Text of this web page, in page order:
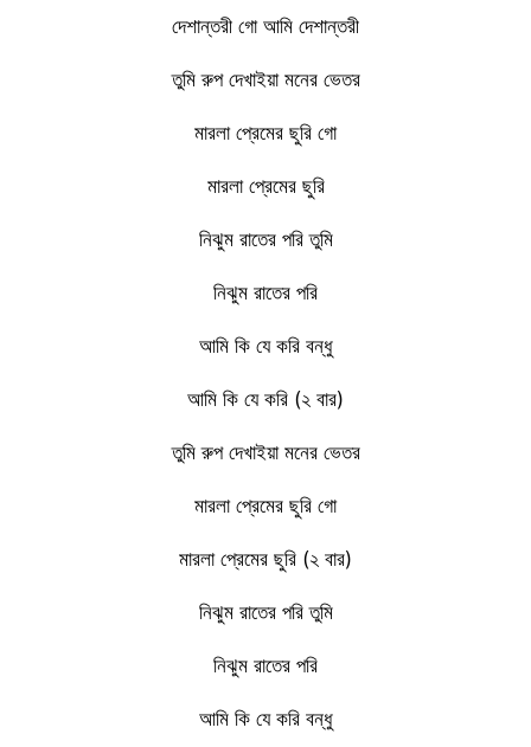
দেশান্তরী গো আমি দেশান্তরী
তুমি রুপ দেখাইয়া মনের ভেতর
মারলা প্রেমের ছুরি গো
মারলা প্রেমের ছুরি
নিঝুম রাতের পরি তুমি
নিঝুম রাতের পরি
আমি কি যে করি বন্ধু
আমি কি যে করি (২ বার)
তুমি রুপ দেখাইয়া মনের ভেতর
মারলা প্রেমের ছুরি গো
মারলা প্রেমের ছুরি (২ বার)
নিঝুম রাতের পরি তুমি
নিঝুম রাতের পরি
আমি কি যে করি বন্ধু